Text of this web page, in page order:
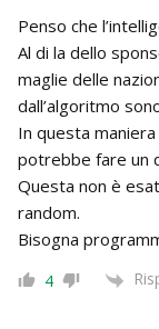
Penso che
Al di la dello
maglie delle
dall’algoritmo
In questa
potrebbe fare un
Questa non è
random.
Bisogna
4